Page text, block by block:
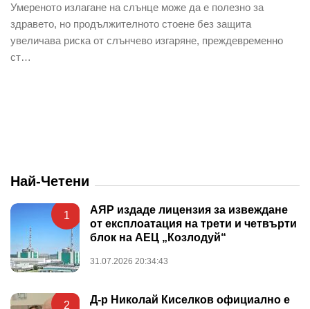
Умереното излагане на слънце може да е полезно за
здравето, но продължителното стоене без защита
увеличава риска от слънчево изгаряне, преждевременно
ст…
Най-Четени
1
АЯР издаде лицензия за извеждане
от експлоатация на трети и четвърти
блок на АЕЦ „Козлодуй“
31.07.2026 20:34:43
2
Д-р Николай Киселков официално е